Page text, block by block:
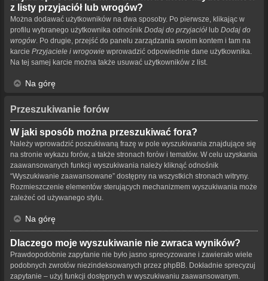
z listy przyjaciół lub wrogów?
Można dodawać użytkowników na dwa sposoby. Po pierwsze, klikając w
profilu wybranego użytkownika odnośnik Dodaj do przyjaciół lub Dodaj do
wrogów . Po drugie, przejść do panelu zarządzania swoim kontem i tam na
karcie Przyjaciele i wrogowie wprowadzić odpowiednie dane użytkownika.
Na tej samej karcie można także usuwać użytkowników z list.
Na górę
Przeszukiwanie forów
W jaki sposób można przeszukiwać fora?
Należy wprowadzić poszukiwaną frazę w pole wyszukiwania znajdujące się
na stronie wykazu forów, a także stronach forów i tematów. W celu uzyskania
zaawansowanych funkcji wyszukiwania należy kliknąć odnośnik
“Wyszukiwanie zaawansowane” dostępny na wszystkich stronach witryny.
Rozmieszczenie elementów sterujących mechanizmem wyszukiwania może
zależeć od używanego stylu.
Na górę
Dlaczego moje wyszukiwanie nie zwraca wyników?
Prawdopodobnie zapytanie nie było jasno sprecyzowane i zawierało wiele
podobnych zwrotów niezindeksowanych przez phpBB. Dokładnie sprecyzuj
zapytanie – użyj funkcji dostępnych w wyszukiwaniu zaawansowanym.